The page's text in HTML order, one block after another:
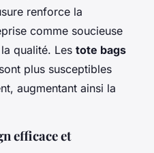
renforce la
comme soucieuse
qualité. Les tote bags
plus susceptibles
augmentant ainsi la
efficace et